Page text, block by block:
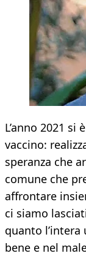
L’anno 2021
vaccino:
speranza che
comune che
affrontare
ci siamo
quanto
bene e nel